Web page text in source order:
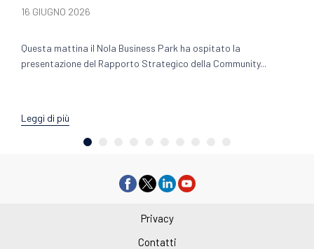
16 GIUGNO 2026
Questa mattina il Nola Business Park ha ospitato la
presentazione del Rapporto Strategico della Community...
Leggi di più
Privacy
Contatti